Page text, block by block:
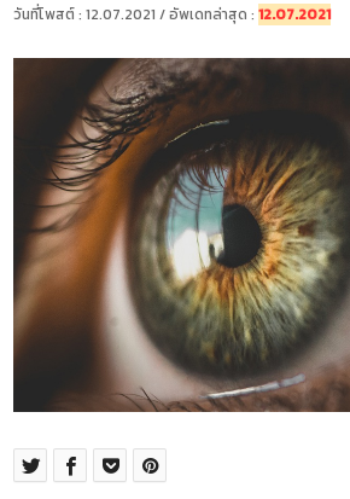
วันที่โพสต์ : 12.07.2021 / อัพเดทล่าสุด :12.07.2021